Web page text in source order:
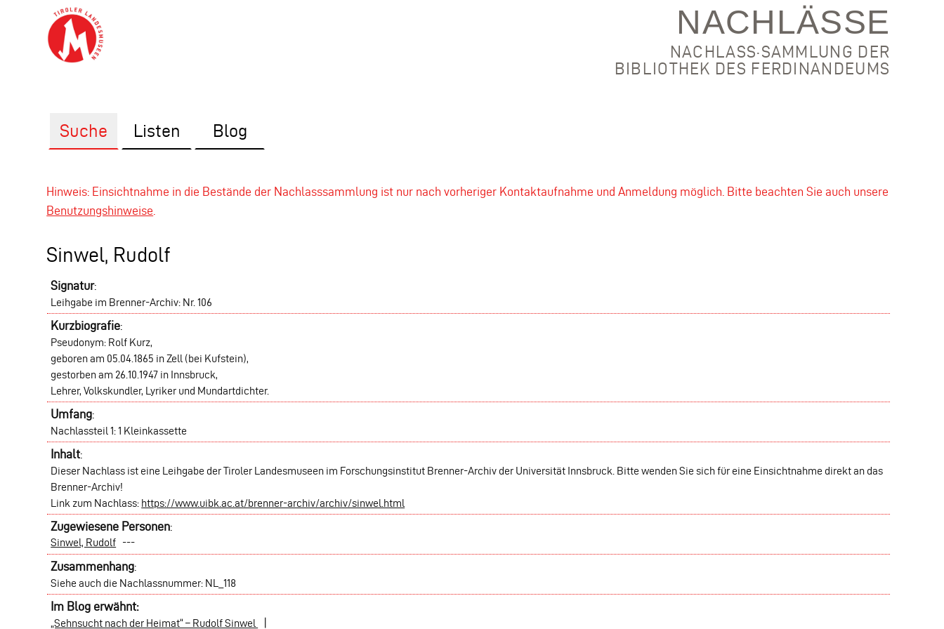
NACHLÄSSE
NACHLASS·SAMMLUNG DER
BIBLIOTHEK DES FERDINANDEUMS
Suche Listen Blog
Hinweis: Einsichtnahme in die Bestände der Nachlasssammlung ist nur nach vorheriger Kontaktaufnahme und Anmeldung möglich. Bitte beachten Sie auch unsere
Benutzungshinweise
Sinwel, Rudolf
Signatur:
Leihgabe im Brenner-Archiv: Nr. 106
Kurzbiografie:
Pseudonym: Rolf Kurz,
geboren am 05.04.1865 in Zell (bei Kufstein),
gestorben am 26.10.1947 in Innsbruck,
Lehrer, Volkskundler, Lyriker und Mundartdichter.
Umfang:
Nachlassteil 1: 1 Kleinkassette
Inhalt:
Dieser Nachlass ist eine Leihgabe der Tiroler Landesmuseen im Forschungsinstitut Brenner-Archiv der Universität Innsbruck. Bitte wenden Sie sich für eine Einsichtnahme direkt an das
Brenner-Archiv!
Link zum Nachlass: https://www.uibk.ac.at/brenner-archiv/archiv/sinwel.html
Zugewiesene Personen:
Sinwel, Rudolf ---
Zusammenhang:
Siehe auch die Nachlassnummer: NL_118
Im Blog erwähnt:
„Sehnsucht nach der Heimat“ – Rudolf Sinwel |